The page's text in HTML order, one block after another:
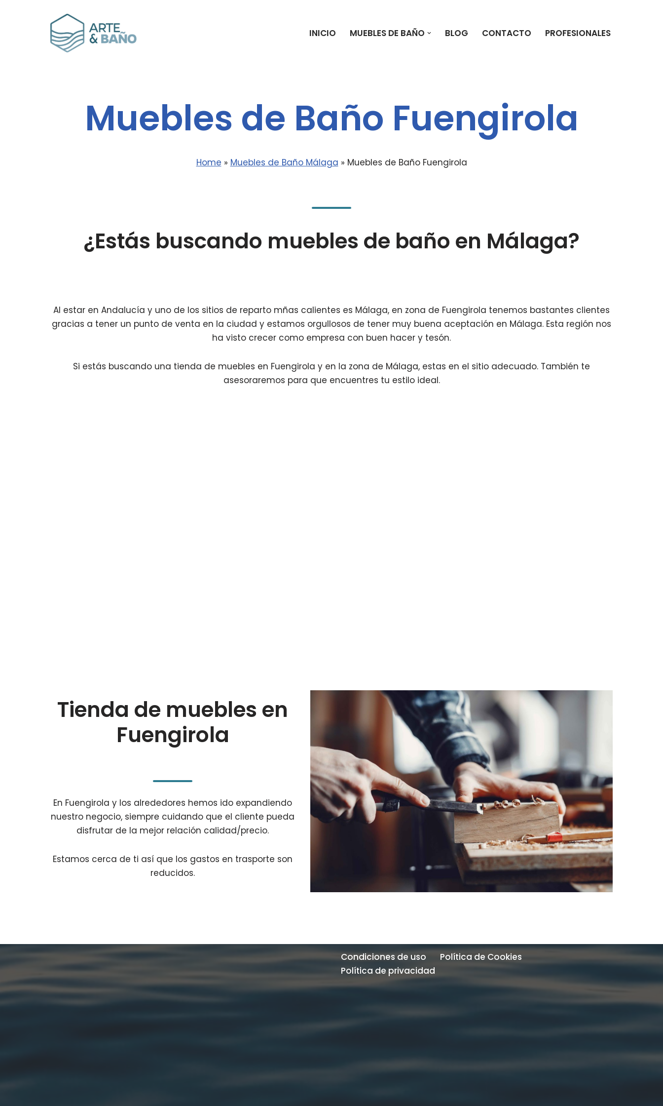
Saltar
INICIO MUEBLES DE BAÑO BLOG CONTACTO PROFESIONALES
Muebles de Baño Fuengirola
Home » Muebles de Baño Málaga » Muebles de Baño Fuengirola
¿Estás buscando muebles de baño en Málaga?
Al estar en Andalucía y uno de los sitios de reparto mñas calientes es Málaga, en zona de Fuengirola tenemos bastantes clientes
gracias a tener un punto de venta en la ciudad y estamos orgullosos de tener muy buena aceptación en Málaga. Esta región nos
ha visto crecer como empresa con buen hacer y tesón.
Si estás buscando una tienda de muebles en Fuengirola y en la zona de Málaga, estas en el sitio adecuado. También te
asesoraremos para que encuentres tu estilo ideal.
Tienda de muebles en
Fuengirola
En Fuengirola y los alrededores hemos ido expandiendo
nuestro negocio, siempre cuidando que el cliente pueda
disfrutar de la mejor relación calidad/precio.
Estamos cerca de ti así que los gastos en trasporte son
reducidos.
Condiciones de uso
Política de Cookies
Política de privacidad